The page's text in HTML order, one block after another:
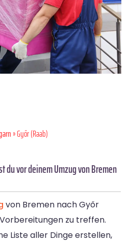
» Győr (Raab)
du vor deinem Umzug von Bremen
von Bremen nach Győr
zu treffen.
Liste aller Dinge erstellen,